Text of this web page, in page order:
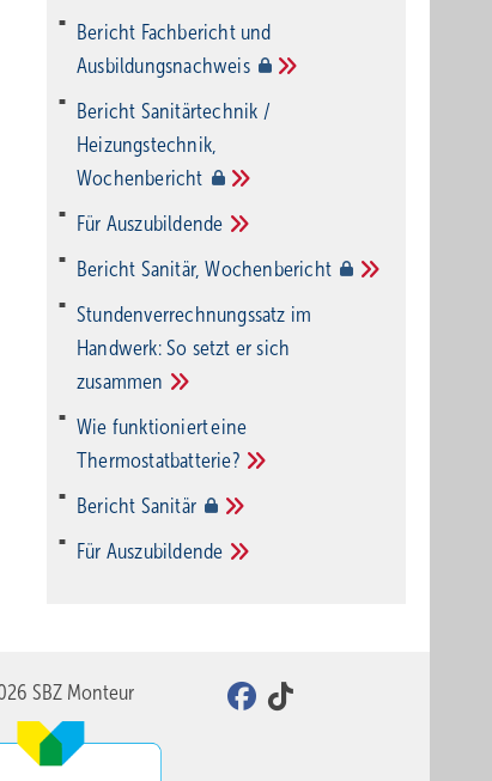
Bericht Fachbericht und
Ausbildungsnachweis
Bericht Sanitärtechnik /
Heizungstechnik,
Wochenbericht
Für Auszubildende
Bericht Sanitär,Wochenbericht
Stundenverrechnungssatz im
Handwerk: So setzt er sich
zusammen
Wie funktioniert eine
Thermostatbatterie?
Bericht Sanitär
Für Auszubildende
SBZ Monteur